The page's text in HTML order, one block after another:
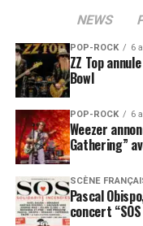
NEWS
POP-ROCK 6
ZZ Top
Bowl
POP-ROCK 6
Weezer
Gathering”
SCÈNE
Pascal
concert